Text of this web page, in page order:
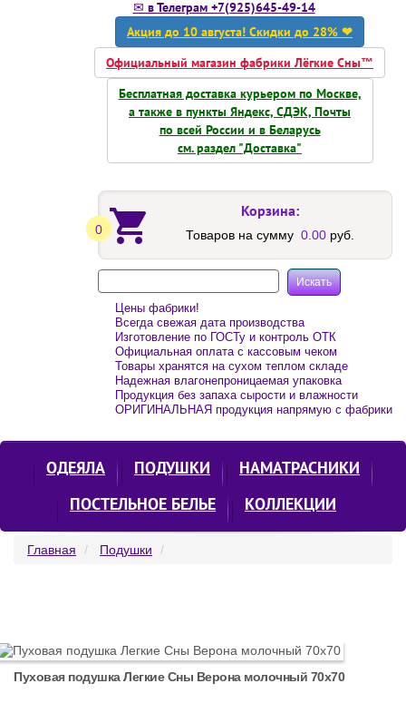
✉ в Телеграм +7(925)645-49-14
Акция до 10 августа! Скидки до 28% ❤
Официальный магазин фабрики Лёгкие Сны™
Бесплатная доставка курьером по Москве,
а также в пункты Яндекс, СДЭК, Почты
по всей России и в Беларусь
см. раздел "Доставка"
0
Корзина:
Товаров на сумму 0.00 руб.
Цены фабрики!
Всегда свежая дата производства
Изготовление по ГОСТу и контроль ОТК
Официальная оплата с кассовым чеком
Товары хранятся на сухом теплом складе
Надежная влагонепроницаемая упаковка
Продукция без запаха сырости и влажности
ОРИГИНАЛЬНАЯ продукция напрямую с фабрики
ОДЕЯЛА ПОДУШКИ
НАМАТРАСНИКИ
ПОСТЕЛЬНОЕ БЕЛЬЕ
КОЛЛЕКЦИИ
Главная Подушки
Пуховая подушка Легкие Сны Верона молочный 70х70